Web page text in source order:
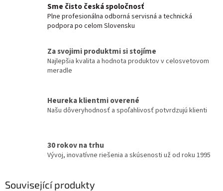
Sme čisto česká spoločnosť
Plne profesionálna odborná servisná a technická
podpora po celom Slovensku
Za svojimi produktmi si stojíme
Najlepšia kvalita a hodnota produktov v celosvetovom
meradle
Heureka klientmi overené
Našu dôveryhodnosť a spoľahlivosť potvrdzujú klienti
30 rokov na trhu
Vývoj, inovatívne riešenia a skúsenosti už od roku 1995
Související produkty